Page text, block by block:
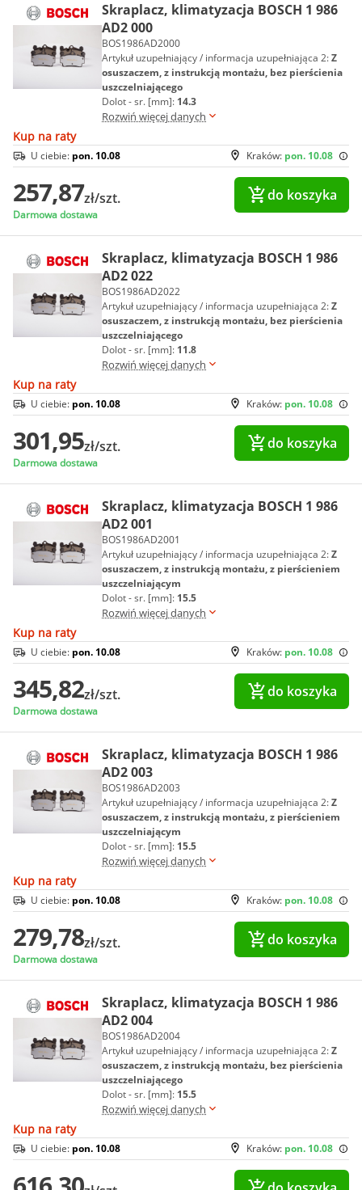
Skraplacz, klimatyzacja BOSCH 1 986
AD2 000
BOS1986AD2000
Artykuł uzupełniający / informacja uzupełniająca 2:Z
osuszaczem, z instrukcją montażu, bez pierścienia
uszczelniającego
Dolot - sr. [mm]: 14.3
Rozwiń więcej danych
Kup na raty
Kraków: pon. 10.08
U ciebie: pon. 10.08
257,87zł/szt.
Darmowa dostawa
do koszyka
Skraplacz, klimatyzacja BOSCH 1 986
AD2 022
BOS1986AD2022
Artykuł uzupełniający / informacja uzupełniająca 2:Z
osuszaczem, z instrukcją montażu, bez pierścienia
uszczelniającego
Dolot - sr. [mm]: 11.8
Rozwiń więcej danych
Kup na raty
Kraków: pon. 10.08
U ciebie: pon. 10.08
301,95zł/szt.
Darmowa dostawa
do koszyka
Skraplacz, klimatyzacja BOSCH 1 986
AD2 001
BOS1986AD2001
Artykuł uzupełniający / informacja uzupełniająca 2:Z
osuszaczem, z instrukcją montażu, z pierścieniem
uszczelniającym
Dolot - sr. [mm]: 15.5
Rozwiń więcej danych
Kup na raty
Kraków: pon. 10.08
U ciebie: pon. 10.08
345,82zł/szt.
Darmowa dostawa
do koszyka
Skraplacz, klimatyzacja BOSCH 1 986
AD2 003
BOS1986AD2003
Artykuł uzupełniający / informacja uzupełniająca 2:Z
osuszaczem, z instrukcją montażu, z pierścieniem
uszczelniającym
Dolot - sr. [mm]: 15.5
Rozwiń więcej danych
Kup na raty
Kraków: pon. 10.08
U ciebie: pon. 10.08
279,78zł/szt.
Darmowa dostawa
do koszyka
Skraplacz, klimatyzacja BOSCH 1 986
AD2 004
BOS1986AD2004
Artykuł uzupełniający / informacja uzupełniająca 2:Z
osuszaczem, z instrukcją montażu, bez pierścienia
uszczelniającego
Dolot - sr. [mm]: 15.5
Rozwiń więcej danych
Kup na raty
Kraków: pon. 10.08
U ciebie: pon. 10.08